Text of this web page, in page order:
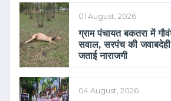
01 August, 2026
ग्राम पंचायत बकतरा में
सवाल, सरपंच की जवाबदेही
जताई नाराजगी
04 August, 2026